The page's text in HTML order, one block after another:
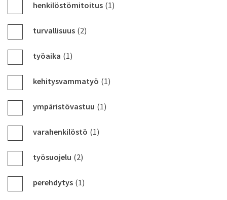
henkilöstömitoitus (1)
turvallisuus (2)
työaika (1)
kehitysvammatyö (1)
ympäristövastuu (1)
varahenkilöstö (1)
työsuojelu (2)
perehdytys (1)